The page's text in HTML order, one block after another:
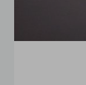
przyległy do biur
o powierzchni